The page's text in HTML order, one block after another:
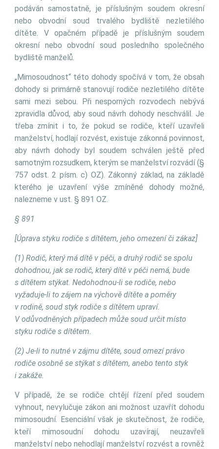
podáván samostatně, je příslušným soudem okresní
nebo obvodní soud trvalého bydliště nezletilého
dítěte. V opačném případě je příslušným soudem
okresní nebo obvodní soud posledního společného
bydliště manželů.
„Mimosoudnost“ této dohody spočívá v tom, že obsah
dohody si primárně stanovují rodiče nezletilého dítěte
sami mezi sebou. Při nesporných rozvodech nebývá
zpravidla důvod, aby soud návrh dohody neschválil. Je
třeba zmínit i to, že pokud se rodiče, kteří uzavřeli
manželství, hodlají rozvést, existuje zákonná povinnost,
aby návrh dohody byl soudem schválen ještě před
samotným rozsudkem, kterým se manželství rozvádí (§
757 odst. 2 písm. c) OZ). Zákonný základ, na základě
kterého je uzavření výše zmíněné dohody možné,
nalezneme v ust. § 891 OZ.
§ 891
[Úprava styku rodiče s dítětem, jeho omezení či zákaz]
(1) Rodič, který má dítě v péči, a druhý rodič se spolu
dohodnou, jak se rodič, který dítě v péči nemá, bude
s dítětem stýkat. Nedohodnou-li se rodiče, nebo
vyžaduje-li to zájem na výchově dítěte a poměry
v rodině, soud styk rodiče s dítětem upraví.
V odůvodněných případech může soud určit místo
styku rodiče s dítětem.
(2) Je-li to nutné v zájmu dítěte, soud omezí právo
rodiče osobně se stýkat s dítětem, anebo tento styk
i zakáže.
V případě, že se rodiče chtějí řízení před soudem
vyhnout, nevylučuje zákon ani možnost uzavřít dohodu
mimosoudní. Esenciální však je skutečnost, že rodiče,
kteří mimosoudní dohodu uzavírají, neuzavřeli
manželství nebo nehodlají manželství rozvést a rovněž